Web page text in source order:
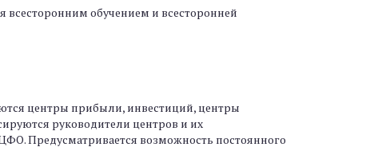
всесторонним обучением и всесторонней
центры прибыли, инвестиций, центры
руководители центров и их
Предусматривается возможность постоянного